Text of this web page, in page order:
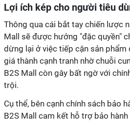
Lợi ích kép cho người tiêu
Thông qua cái bắt tay chiến lược
Mall sẽ được hưởng "đặc quyền"
dừng lại ở việc tiếp cận sản phẩm
giá thành cạnh tranh nhờ chuỗi
B2S Mall còn gây bất ngờ với
trội.
Cụ thể, bên cạnh chính sách bảo
B2S Mall cam kết hỗ trợ bảo